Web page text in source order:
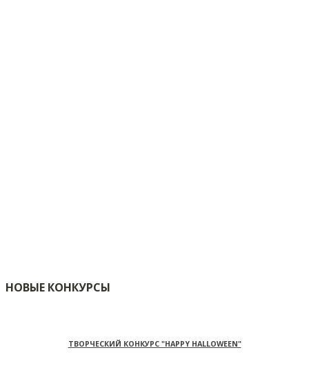
НОВЫЕ КОНКУРСЫ
ТВОРЧЕСКИЙ КОНКУРС "HAPPY HALLOWEEN"